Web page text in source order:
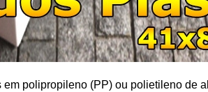
em polipropileno (PP) ou polietileno de